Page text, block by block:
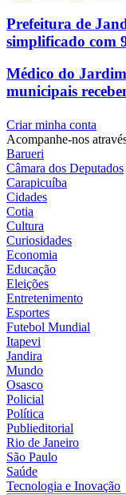
Prefeitura de
simplificado com
Médico do
municipais
Criar minha conta
Acompanhe-nos
Barueri
Câmara dos Deputados
Carapicuíba
Cidades
Cotia
Cultura
Curiosidades
Economia
Educação
Eleições
Entretenimento
Esportes
Futebol Mundial
Itapevi
Jandira
Mundo
Osasco
Policial
Política
Publieditorial
Rio de Janeiro
São Paulo
Saúde
Tecnologia e Inovação